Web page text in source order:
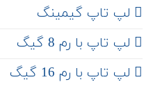
لپ تاپ گیمینگ
لپ تاپ با رم 8 گیگ
لپ تاپ با رم 16 گیگ